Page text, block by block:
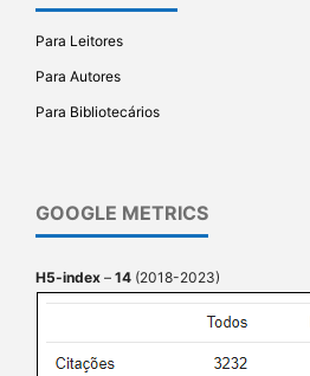
Para Leitores
Para Autores
Para Bibliotecários
GOOGLE METRICS
H5-index – 14 (2018-2023)